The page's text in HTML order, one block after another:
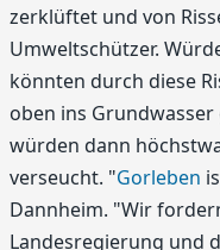
zerklüftet und von
Umweltschützer.
könnten durch diese
oben ins
würden dann
verseucht. "Gorleben
Dannheim. "Wir
Landesregierung und